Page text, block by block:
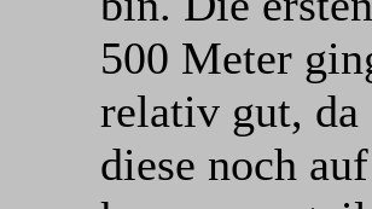
500 Meter
relativ gut, da
diese noch